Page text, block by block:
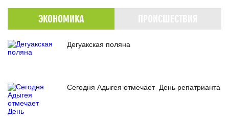
ЭКОНОМИКА
Дегуакская поляна
Сегодня Адыгея отмечает День репатрианта